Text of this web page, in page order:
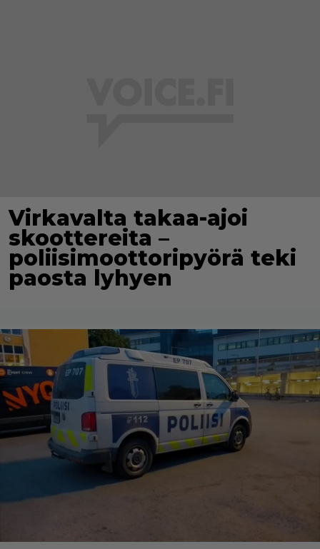
Virkavalta takaa-ajoi
skoottereita –
poliisimoottoripyörä teki
paosta lyhyen